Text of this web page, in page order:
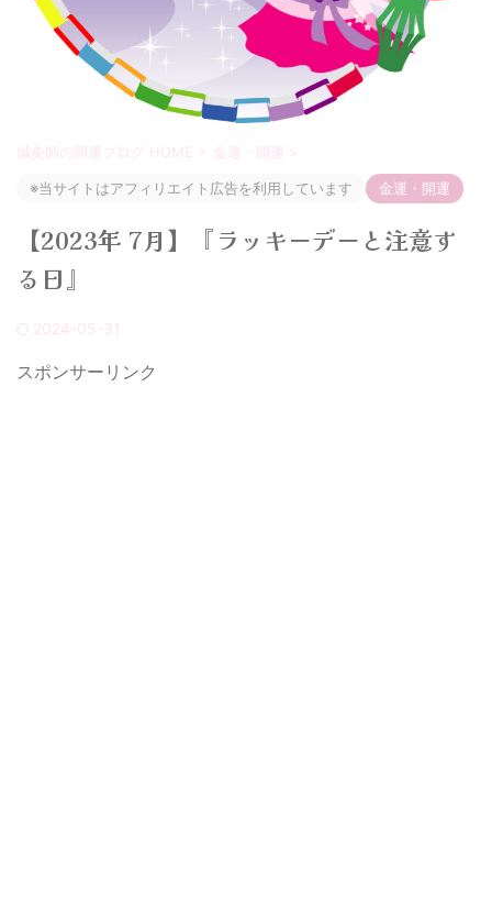
鍼灸師の開運ブログ HOME > 金運・開運 >
※当サイトはアフィリエイト広告を利用しています 金運・開運
【2023年 7月】『ラッキーデーと注意す
る日』
2024-05-31
スポンサーリンク